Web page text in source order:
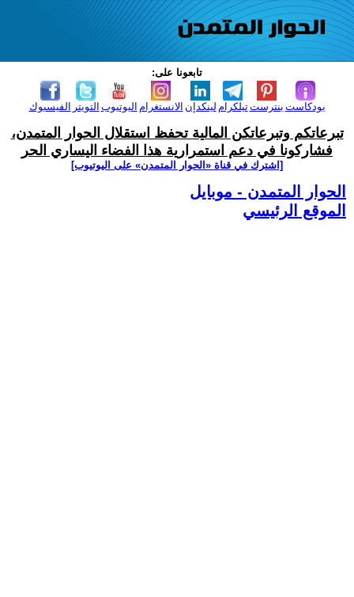
تابعونا على:
الفيسبوك التويتر اليوتيوب الانستغرام لينكدإن تيلكرامبنترست بودكاست
تبرعاتكم وتبرعاتكن المالية تحفظ استقلال الحوار المتمدن،
فشاركونا في دعم استمرارية هذا الفضاء اليساري الحر
[اشترك في قناة ‫«الحوار المتمدن» على اليوتيوب]
الحوار المتمدن - موبايل
الموقع الرئيسي